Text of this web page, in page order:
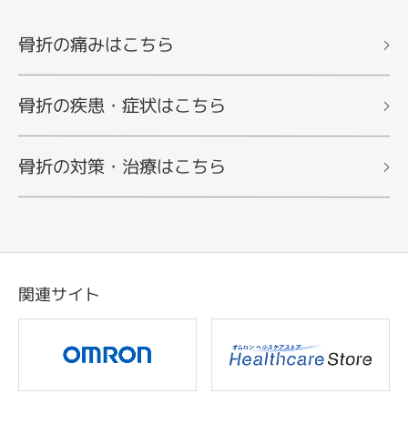
骨折の痛みはこちら
骨折の疾患・症状はこちら
骨折の対策・治療はこちら
関連サイト